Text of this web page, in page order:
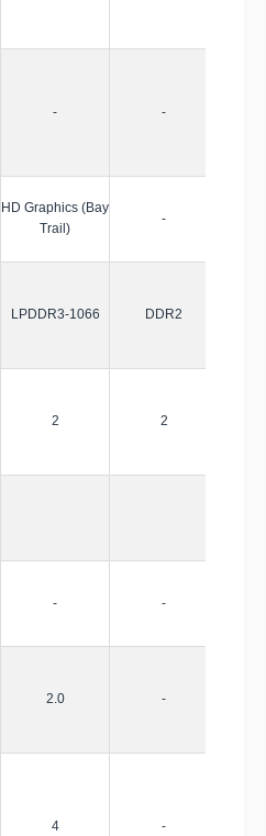
- -
HD Graphics (Bay
Trail)
-
LPDDR3-1066 DDR2
2 2
- -
2.0 -
4 -